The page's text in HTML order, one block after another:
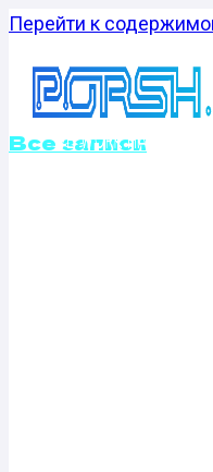
Перейти к
Все записи